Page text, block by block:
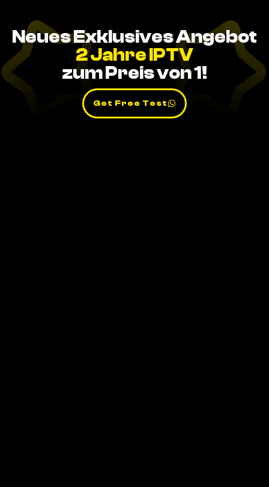
Neues Exklusives Angebot
2 Jahre IPTV
zum Preis von 1!
Get Free Test